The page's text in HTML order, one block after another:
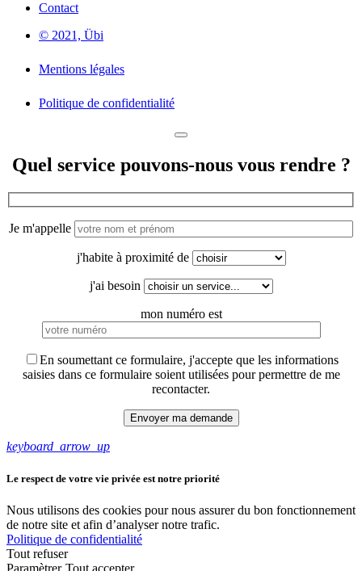
Contact
© 2021, Übi
Mentions légales
Politique de confidentialité
Quel service pouvons-nous vous rendre ?
Je m'appelle
j'habite à proximité de
j'ai besoin
mon numéro est
En soumettant ce formulaire, j'accepte que les informations
saisies dans ce formulaire soient utilisées pour permettre de me
recontacter.
keyboard_arrow_up
Le respect de votre vie privée est notre priorité
Nous utilisons des cookies pour nous assurer du bon fonctionnement
de notre site et afin d’analyser notre trafic.
Politique de confidentialité
Tout refuser
Paramètrer Tout accepter